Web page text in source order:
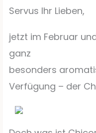
Servus Ihr Lieben,
jetzt im Februar
ganz
besonders
Verfügung – der